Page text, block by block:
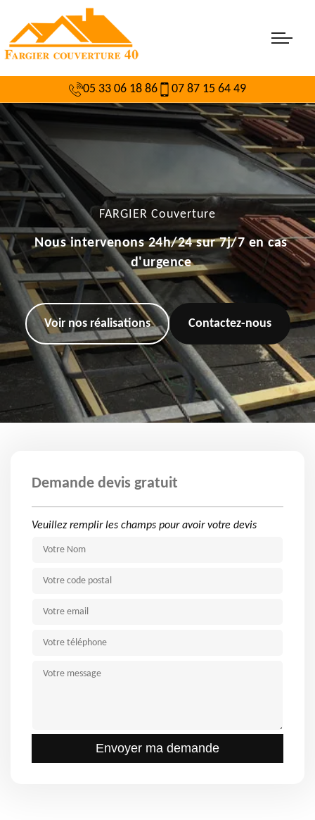
05 33 06 18 86 07 87 15 64 49
FARGIER Couverture
Nous intervenons 24h/24 sur 7j/7 en cas
d'urgence
Voir nos réalisations Contactez-nous
Demande devis gratuit
Veuillez remplir les champs pour avoir votre devis